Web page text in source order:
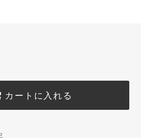
カートに入れる